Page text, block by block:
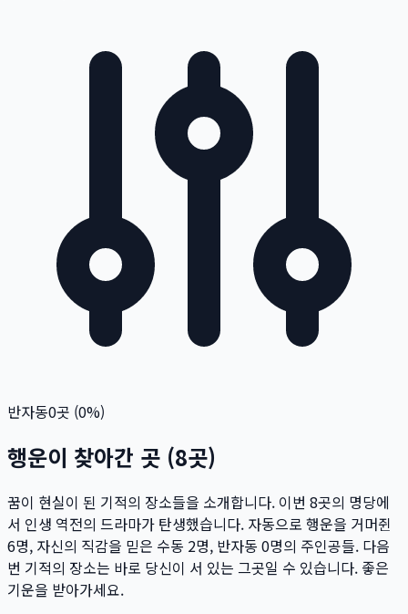
반자동0곳 (0%)
행운이 찾아간 곳 (8곳)
꿈이 현실이 된 기적의 장소들을 소개합니다. 이번 8곳의 명당에
서 인생 역전의 드라마가 탄생했습니다. 자동으로 행운을 거머쥔
6명, 자신의 직감을 믿은 수동 2명, 반자동 0명의 주인공들. 다음
번 기적의 장소는 바로 당신이 서 있는 그곳일 수 있습니다. 좋은
기운을 받아가세요.